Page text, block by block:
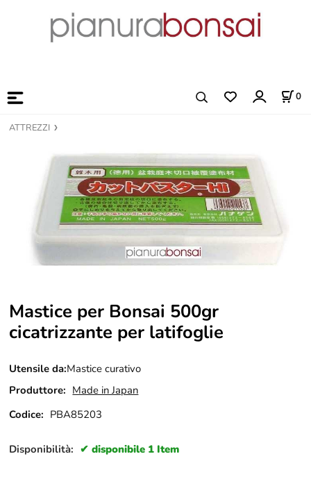
0
ATTREZZI
Mastice per Bonsai 500gr
cicatrizzante per latifoglie
Utensile da:Mastice curativo
Produttore: Made in Japan
Codice: PBA85203
Disponibilità: disponibile 1 Item